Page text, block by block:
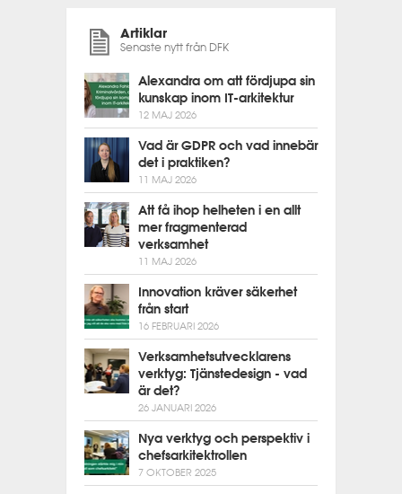
Artiklar
Senaste nytt från DFK
Alexandra om att fördjupa sin
kunskap inom IT-arkitektur
12 MAJ 2026
Vad är GDPR och vad innebär
det i praktiken?
11 MAJ 2026
Att få ihop helheten i en allt
mer fragmenterad
verksamhet
11 MAJ 2026
Innovation kräver säkerhet
från start
16 FEBRUARI 2026
Verksamhetsutvecklarens
verktyg: Tjänstedesign - vad
är det?
26 JANUARI 2026
Nya verktyg och perspektiv i
chefsarkitektrollen
7 OKTOBER 2025